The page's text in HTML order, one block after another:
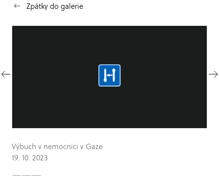
Zpátky do galerie
Výbuch v nemocnici v Gaze
19. 10. 2023